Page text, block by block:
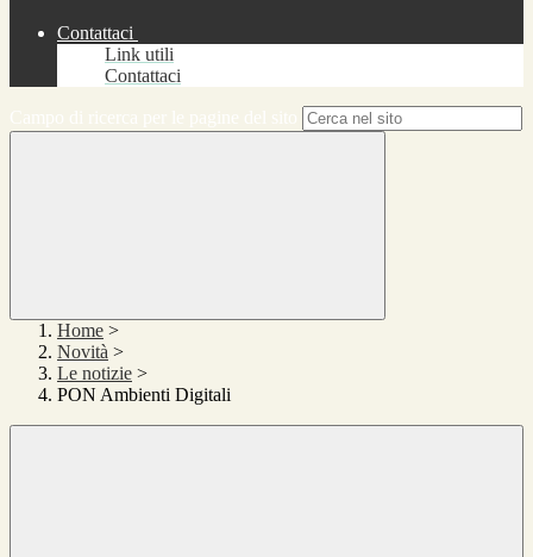
Contattaci
Link utili
Contattaci
Home >
Novità >
Le notizie >
PON Ambienti Digitali